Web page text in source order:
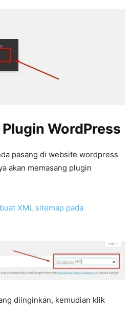
WordPress
pasang di website wordpress
akan memasang plugin
XML sitemap pada
diinginkan, kemudian klik